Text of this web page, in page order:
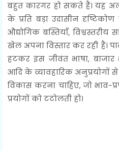
बहुत कारगर हो सकते हैं। यह
के प्रति बड़ा उदासीन दृष्टिकोण
औद्योगिक बस्तियाँ, विश्वस्तरीय
खेल अपना विस्तार कर रही हैं।
हटकर इस जीवंत भाषा, बाजार
आदि के व्यावहारिक अनुप्रयोगों
विकास करना चाहिए, जो
प्रयोगों को टटोलती हो।